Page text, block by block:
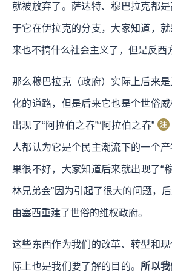
就被放弃了。萨达特、穆巴拉克都
于它在伊拉克的分支，大家知道，
来也不搞什么社会主义了，但是反西
那么穆巴拉克（政府）实际上后来
化的道路，但是后来它也是个世俗
出现了“阿拉伯之春”“阿拉伯之春”
人都认为它是个民主潮流下的一个
果很不好，大家知道后来就出现了“
林兄弟会”因为引起了很大的问题，
由塞西重建了世俗的维权政府。
这些东西作为我们的改革、转型和
际上也是我们要了解的目的。 所以